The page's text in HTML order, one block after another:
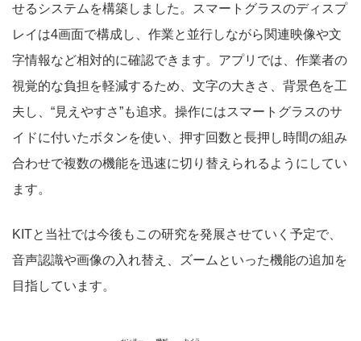
せるシステムを構築しました。スマートグラスのディスプ
レイは4画面で構成し、作業と並行しながら関連映像や文
字情報など相対的に確認できます。アプリでは、作業者の
視覚的な負担を軽減するため、文字の大きさ、背景色を工
夫し、“見えやすさ”も追求。操作にはスマートグラスのサ
イドに付いたボタンを使い、押す回数と長押し時間の組み
合わせで複数の機能を迅速に切り替えられるようにしてい
ます。
KITと当社では今後もこの研究を発展させていく予定で、
音声認識や画像の入れ替え、ズームといった機能の追加を
目指しています。